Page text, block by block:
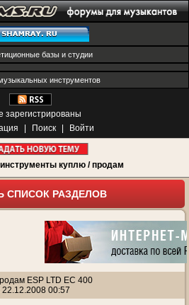
базы и студии
инструментов
зарегистрированы
Поиск Войти
куплю / продам
СПИСОК РАЗДЕЛОВ
ESP LTD EC 400
22.12.2008 00:57